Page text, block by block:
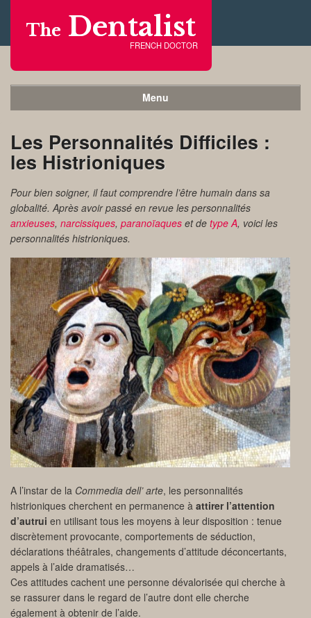
The Dentalist
FRENCH DOCTOR
Menu
Les Personnalités Difficiles :
les Histrioniques
Pour bien soigner, il faut comprendre l’être humain dans sa
globalité. Après avoir passé en revue les personnalités
anxieuses, narcissiques, paranoïaques et de type A, voici les
personnalités histrioniques.
A l’instar de la Commedia dell’ arte, les personnalités
histrioniques cherchent en permanence à attirer l’attention
d’autrui en utilisant tous les moyens à leur disposition : tenue
discrètement provocante, comportements de séduction,
déclarations théâtrales, changements d’attitude déconcertants,
appels à l’aide dramatisés…
Ces attitudes cachent une personne dévalorisée qui cherche à
se rassurer dans le regard de l’autre dont elle cherche
également à obtenir de l’aide.